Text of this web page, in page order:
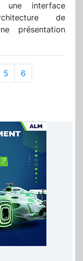
une interface
de
présentation
5
6